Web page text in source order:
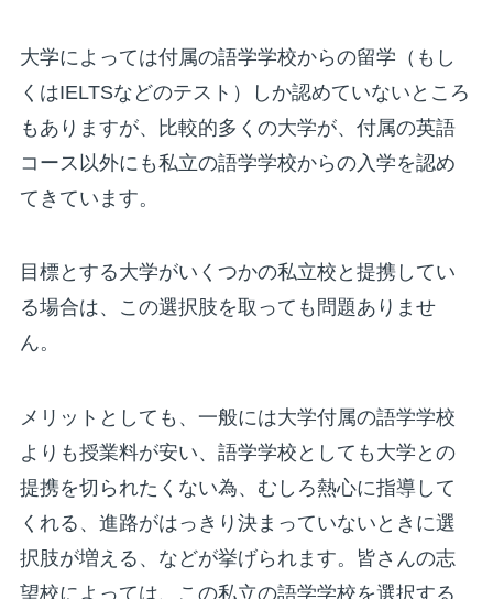
大学によっては付属の語学学校からの留学（もし
くはIELTSなどのテスト）しか認めていないところ
もありますが、比較的多くの大学が、付属の英語
コース以外にも私立の語学学校からの入学を認め
てきています。
目標とする大学がいくつかの私立校と提携してい
る場合は、この選択肢を取っても問題ありませ
ん。
メリットとしても、一般には大学付属の語学学校
よりも授業料が安い、語学学校としても大学との
提携を切られたくない為、むしろ熱心に指導して
くれる、進路がはっきり決まっていないときに選
択肢が増える、などが挙げられます。皆さんの志
望校によっては、この私立の語学学校を選択する